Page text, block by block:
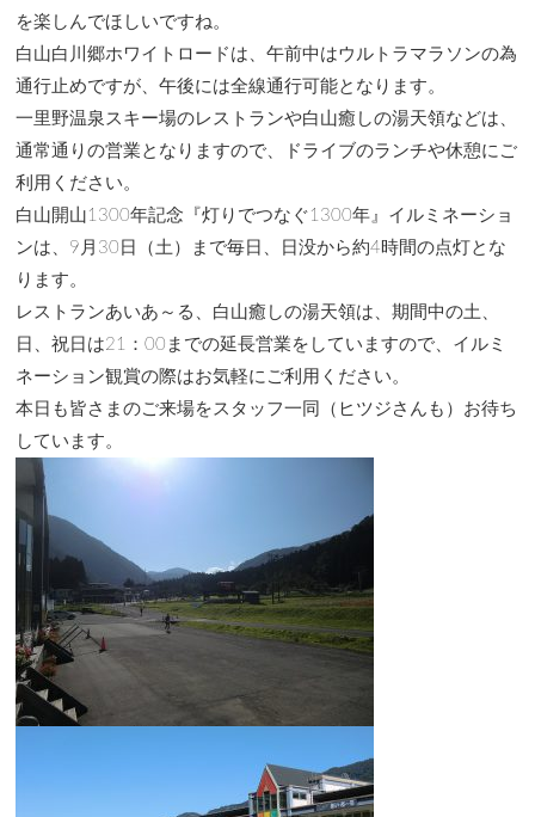
を楽しんでほしいですね。
白山白川郷ホワイトロードは、午前中はウルトラマラソンの為
通行止めですが、午後には全線通行可能となります。
一里野温泉スキー場のレストランや白山癒しの湯天領などは、
通常通りの営業となりますので、ドライブのランチや休憩にご
利用ください。
白山開山1300年記念『灯りでつなぐ1300年』イルミネーショ
ンは、9月30日（土）まで毎日、日没から約4時間の点灯とな
ります。
レストランあいあ～る、白山癒しの湯天領は、期間中の土、
日、祝日は21：00までの延長営業をしていますので、イルミ
ネーション観賞の際はお気軽にご利用ください。
本日も皆さまのご来場をスタッフ一同（ヒツジさんも）お待ち
しています。